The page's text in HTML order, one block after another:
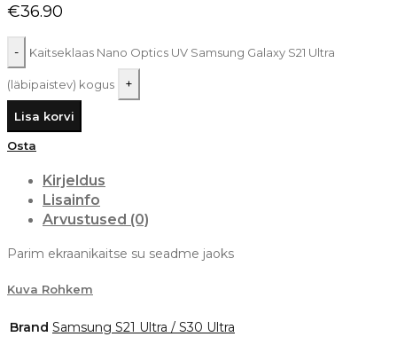
€36.90
Kaitseklaas Nano Optics UV Samsung Galaxy S21 Ultra
(läbipaistev) kogus
Lisa korvi
Osta
Kirjeldus
Lisainfo
Arvustused (0)
Parim ekraanikaitse su seadme jaoks
Kuva Rohkem
Brand Samsung S21 Ultra / S30 Ultra